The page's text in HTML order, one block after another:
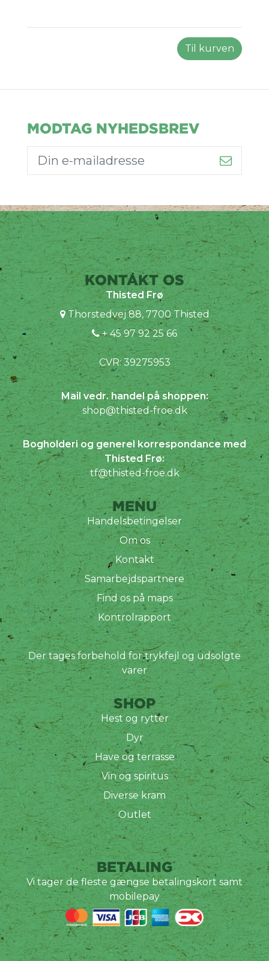
Til kurven
MODTAG NYHEDSBREV
KONTAKT OS
Thisted Frø
Thorstedvej 88, 7700 Thisted
+ 45 97 92 25 66
CVR: 39275953
Mail vedr. handel på shoppen:
shop@thisted-froe.dk
Bogholderi og generel korrespondance med
Thisted Frø:
tf@thisted-froe.dk
MENU
Handelsbetingelser
Om os
Kontakt
Samarbejdspartnere
Find os på maps
Kontrolrapport
Der tages forbehold for trykfejl og udsolgte
varer
SHOP
Hest og rytter
Dyr
Have og terrasse
Vin og spiritus
Diverse kram
Outlet
BETALING
Vi tager de fleste gængse betalingskort samt
mobilepay